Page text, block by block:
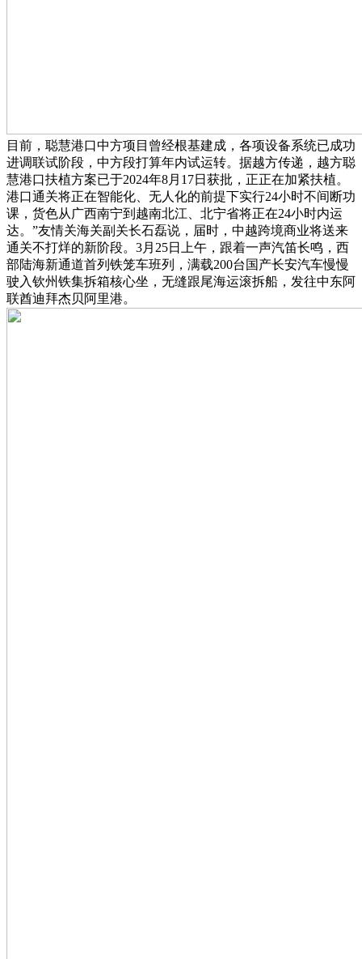
目前，聪慧港口中方项目曾经根基建成，各项设备系统已成功
进调联试阶段，中方段打算年内试运转。据越方传递，越方聪
慧港口扶植方案已于2024年8月17日获批，正正在加紧扶植。
港口通关将正在智能化、无人化的前提下实行24小时不间断功
课，货色从广西南宁到越南北江、北宁省将正在24小时内运
达。”友情关海关副关长石磊说，届时，中越跨境商业将送来
通关不打烊的新阶段。3月25日上午，跟着一声汽笛长鸣，西
部陆海新通道首列铁笼车班列，满载200台国产长安汽车慢慢
驶入钦州铁集拆箱核心坐，无缝跟尾海运滚拆船，发往中东阿
联酋迪拜杰贝阿里港。